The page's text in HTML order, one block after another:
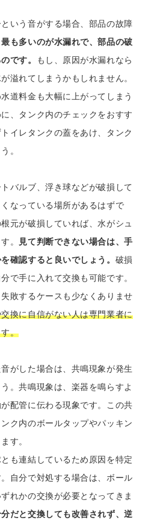
いう音がする場合、部品の故障
最も多いのが水漏れで、部品の破
です。
もし、原因が水漏れなら
溢れてしまうかもしれません。
道料金も大幅に上がってしまう
、タンク内のチェックをおすす
イレタンクの蓋をあけ、タンク
。
バルブ、浮き球などが破損して
なっている場所があるはずで
元が破損していれば、水がシュ
。
見て判断できない場合は、手
確認すると良いでしょう。 破損
で手に入れて交換も可能です。
敗するケースも少なくありませ
換に自信がない人は専門業者に
。
がした場合は、共鳴現象が発生
。共鳴現象は、楽器を鳴らすよ
配管に伝わる現象です。この共
ク内のボールタップやパッキン
す。
も連結しているため原因を特定
自分で対処する場合は、ボール
れかの交換が必要となってきま
だと交換しても改善されず、逆